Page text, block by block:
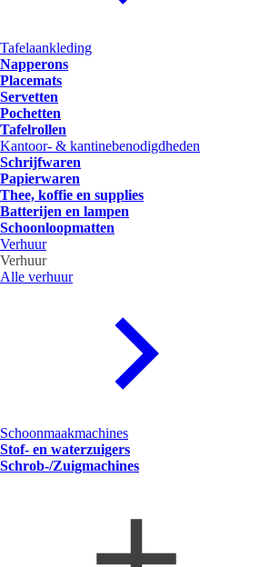
Tafelaankleding
Napperons
Placemats
Servetten
Pochetten
Tafelrollen
Kantoor- & kantinebenodigdheden
Schrijfwaren
Papierwaren
Thee, koffie en supplies
Batterijen en lampen
Schoonloopmatten
Verhuur
Verhuur
Alle verhuur
Schoonmaakmachines
Stof- en waterzuigers
Schrob-/Zuigmachines